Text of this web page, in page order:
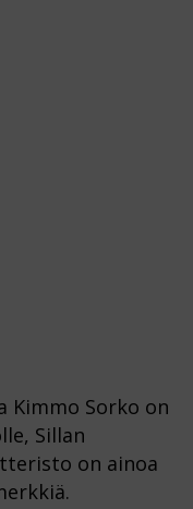
Kimmo Sorko on
Sillan
on ainoa